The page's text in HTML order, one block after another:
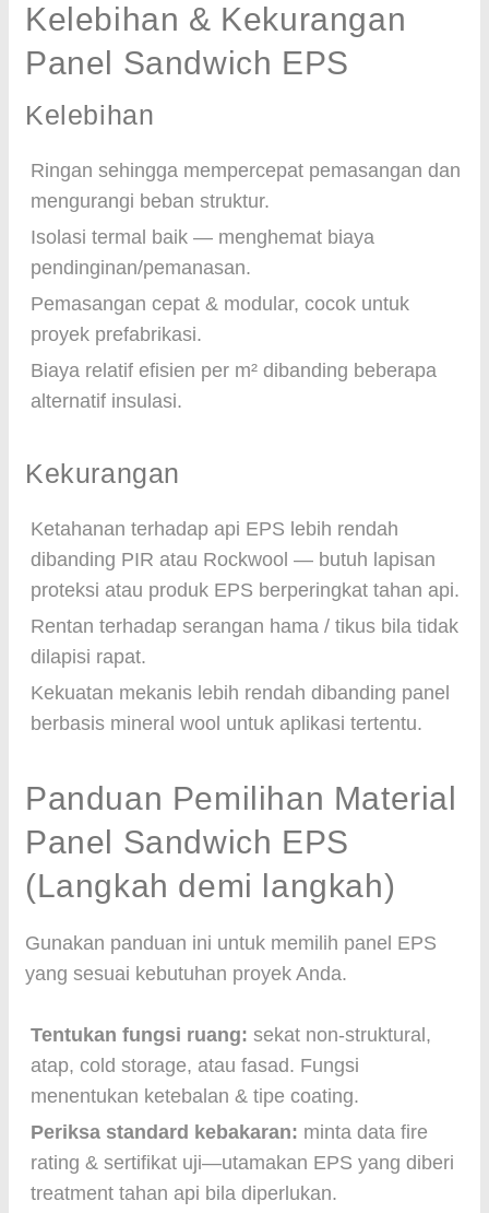
Kelebihan & Kekurangan
Panel Sandwich EPS
Kelebihan
Ringan sehingga mempercepat pemasangan dan
mengurangi beban struktur.
Isolasi termal baik — menghemat biaya
pendinginan/pemanasan.
Pemasangan cepat & modular, cocok untuk
proyek prefabrikasi.
Biaya relatif efisien per m² dibanding beberapa
alternatif insulasi.
Kekurangan
Ketahanan terhadap api EPS lebih rendah
dibanding PIR atau Rockwool — butuh lapisan
proteksi atau produk EPS berperingkat tahan api.
Rentan terhadap serangan hama / tikus bila tidak
dilapisi rapat.
Kekuatan mekanis lebih rendah dibanding panel
berbasis mineral wool untuk aplikasi tertentu.
Panduan Pemilihan Material
Panel Sandwich EPS
(Langkah demi langkah)
Gunakan panduan ini untuk memilih panel EPS
yang sesuai kebutuhan proyek Anda.
Tentukan fungsi ruang: sekat non-struktural,
atap, cold storage, atau fasad. Fungsi
menentukan ketebalan & tipe coating.
Periksa standard kebakaran: minta data fire
rating & sertifikat uji—utamakan EPS yang diberi
treatment tahan api bila diperlukan.